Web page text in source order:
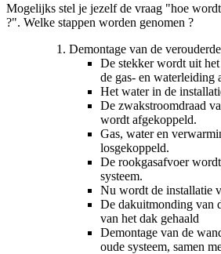
Mogelijks stel je jezelf de vraag "hoe
?". Welke stappen worden genomen ?
Demontage van de
De stekker wordt uit
de gas- en waterleiding
Het water in de
De zwakstroomdraad
wordt afgekoppeld.
Gas, water en
losgekoppeld.
De rookgasafvoer
systeem.
Nu wordt de installatie
De dakuitmonding van
van het dak gehaald
Demontage van de
oude systeem, samen